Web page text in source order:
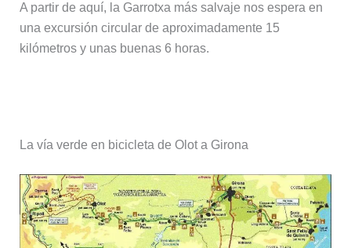
A partir de aquí, la Garrotxa más salvaje nos espera en
una excursión circular de aproximadamente 15
kilómetros y unas buenas 6 horas.
La vía verde en bicicleta de Olot a Girona